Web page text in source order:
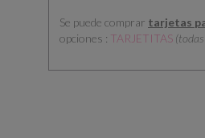
Se puede comprar tarjetas
opciones : TARJETITAS